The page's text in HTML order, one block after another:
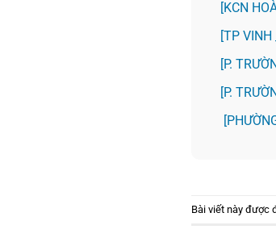
️[KCN
[TP
[P.
️[P.
Bài viết này được